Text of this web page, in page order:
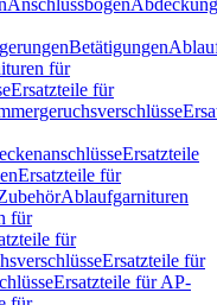
Anschlussbögen
Betätigungen
für
Ersatzteile für
Ersatzteile
Ersatzteile für
Ablaufgarnituren
für
für
Ersatzteile für
Ersatzteile für AP-